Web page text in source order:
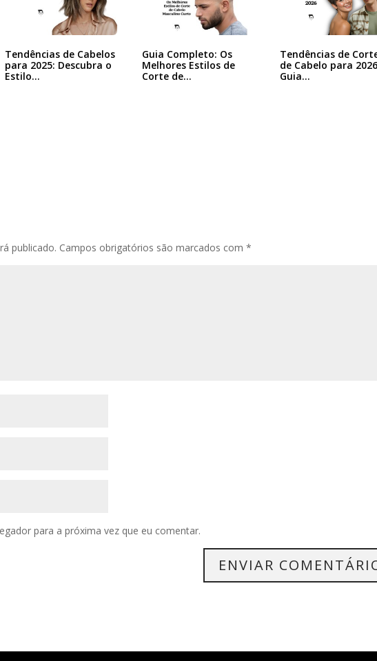
Tendências de Cabelos
para 2025: Descubra o
Estilo…
Guia Completo: Os
Melhores Estilos de
Corte de…
Tendências de
de Cabelo para
Guia…
publicado. Campos obrigatórios são marcados com*
para a próxima vez que eu comentar.